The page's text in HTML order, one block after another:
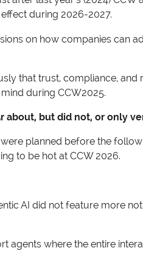
during 2026-2027.
on how companies can
that trust, compliance,
during CCW2025.
about, but did not, or only
planned before the
to be hot at CCW 2026.
AI did not feature more
agents where the entire